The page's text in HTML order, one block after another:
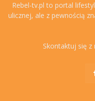
Rebel-tv.pl to portal
ulicznej, ale z pewnością
Skontaktuj się z